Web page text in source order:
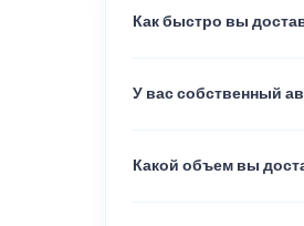
Как быстро вы
У вас собственный
Какой объем вы